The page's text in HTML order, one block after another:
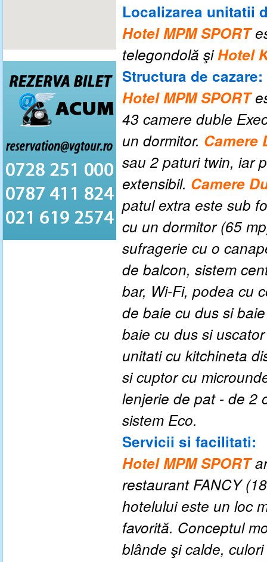
Localizarea unitatii
Hotel MPM SPORT
telegondolă şiHotel
Structura de cazare:
Hotel MPM SPORT
43 camere duble
un dormitor. Camere
sau 2 paturi twin, iar
extensibil. Camere
patul extra este sub
cu un dormitor (65
sufragerie cu o
de balcon, sistem
bar, Wi-Fi, podea cu
de baie cu dus si
baie cu dus si
unitati cu kitchineta
si cuptor cu
lenjerie de pat - de 2
sistem Eco.
Servicii si facilitati:
Hotel MPM SPORT
restaurant FANCY
hotelului este un loc
favorită. Conceptul
blânde şi calde,